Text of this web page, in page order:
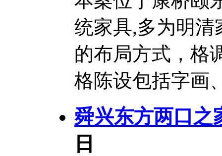
统家具,多为明
的布局方式，格
格陈设包括字画
舜兴东方两口之
日